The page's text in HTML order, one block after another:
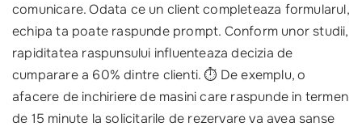
comunicare. Odata ce un client completeaza formularul,
echipa ta poate raspunde prompt. Conform unor studii,
rapiditatea raspunsului influenteaza decizia de
cumparare a 60% dintre clienti. ⏱️ De exemplu, o
afacere de inchiriere de masini care raspunde in termen
de 15 minute la solicitarile de rezervare va avea sanse